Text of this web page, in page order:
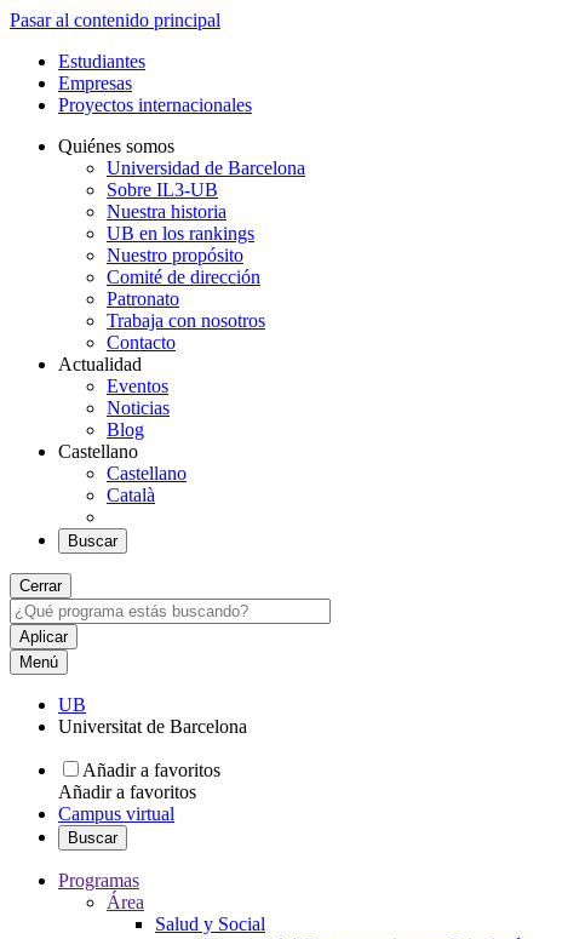
Pasar al contenido principal
Estudiantes
Empresas
Proyectos internacionales
Quiénes somos
Universidad de Barcelona
Sobre IL3-UB
Nuestra historia
UB en los rankings
Nuestro propósito
Comité de dirección
Patronato
Trabaja con nosotros
Contacto
Actualidad
Eventos
Noticias
Blog
Castellano
Castellano
Català
Buscar
Cerrar
Menú
UB
Universitat de Barcelona
Añadir a favoritos
Añadir a favoritos
Campus virtual
Buscar
Programas
Área
Salud y Social